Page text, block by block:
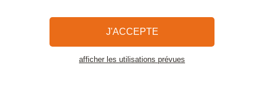
Voir la carte
Besoin d’aide ? 09 72 26 99 33
J'ACCEPTE
afficher les utilisations prévues